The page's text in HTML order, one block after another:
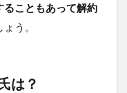
ることもあって解約
う。
は？